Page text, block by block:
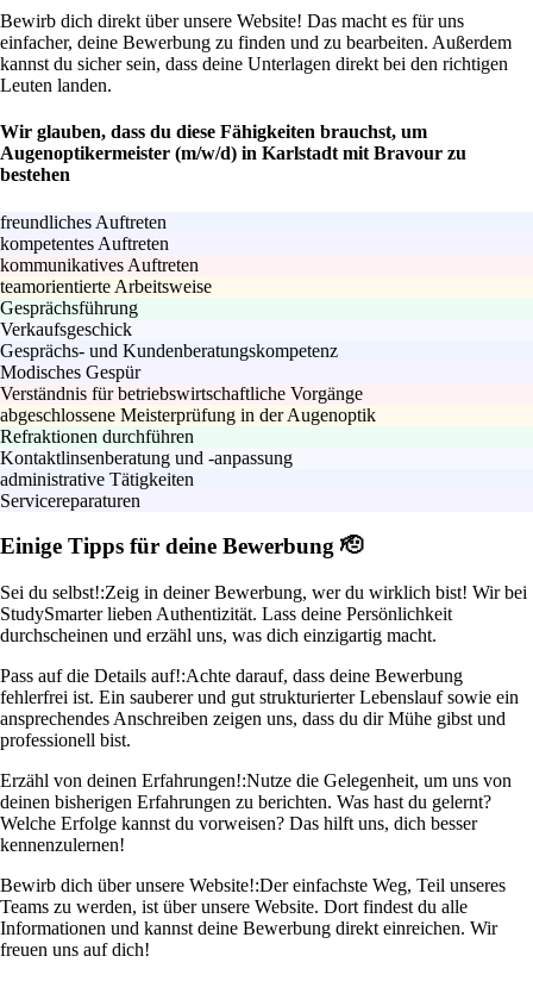
Bewirb dich direkt über unsere Website! Das macht es für uns
einfacher, deine Bewerbung zu finden und zu bearbeiten. Außerdem
kannst du sicher sein, dass deine Unterlagen direkt bei den richtigen
Leuten landen.
Wir glauben, dass du diese Fähigkeiten brauchst, um
Augenoptikermeister (m/w/d) in Karlstadt mit Bravour zu
bestehen
freundliches Auftreten
kompetentes Auftreten
kommunikatives Auftreten
teamorientierte Arbeitsweise
Gesprächsführung
Verkaufsgeschick
Gesprächs- und Kundenberatungskompetenz
Modisches Gespür
Verständnis für betriebswirtschaftliche Vorgänge
abgeschlossene Meisterprüfung in der Augenoptik
Refraktionen durchführen
Kontaktlinsenberatung und -anpassung
administrative Tätigkeiten
Servicereparaturen
Einige Tipps für deine Bewerbung 🫡
Sei du selbst!:Zeig in deiner Bewerbung, wer du wirklich bist! Wir bei
StudySmarter lieben Authentizität. Lass deine Persönlichkeit
durchscheinen und erzähl uns, was dich einzigartig macht.
Pass auf die Details auf!:Achte darauf, dass deine Bewerbung
fehlerfrei ist. Ein sauberer und gut strukturierter Lebenslauf sowie ein
ansprechendes Anschreiben zeigen uns, dass du dir Mühe gibst und
professionell bist.
Erzähl von deinen Erfahrungen!:Nutze die Gelegenheit, um uns von
deinen bisherigen Erfahrungen zu berichten. Was hast du gelernt?
Welche Erfolge kannst du vorweisen? Das hilft uns, dich besser
kennenzulernen!
Bewirb dich über unsere Website!:Der einfachste Weg, Teil unseres
Teams zu werden, ist über unsere Website. Dort findest du alle
Informationen und kannst deine Bewerbung direkt einreichen. Wir
freuen uns auf dich!